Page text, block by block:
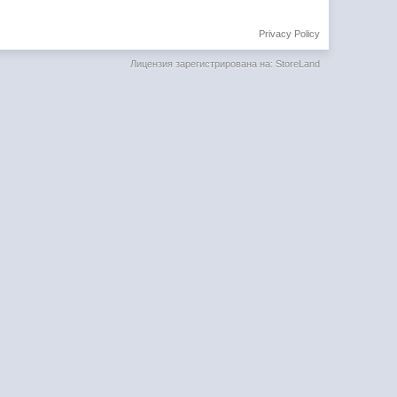
Privacy Policy
Лицензия зарегистрирована на: StoreLand